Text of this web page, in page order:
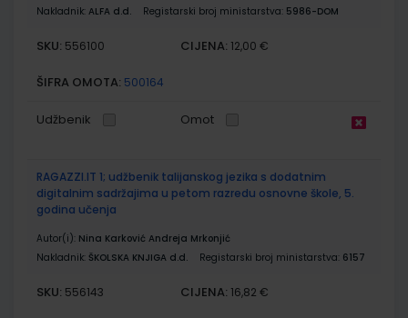
Nakladnik: ALFA d.d. Registarski broj ministarstva: 5986-DOM
SKU: 556100 CIJENA: 12,00 €
ŠIFRA OMOTA: 500164
Udžbenik Omot
RAGAZZI.IT 1; udžbenik talijanskog jezika s dodatnim
digitalnim sadržajima u petom razredu osnovne škole, 5.
godina učenja
Autor(i): Nina Karković Andreja Mrkonjić
Nakladnik: ŠKOLSKA KNJIGA d.d. Registarski broj ministarstva: 6157
SKU: 556143 CIJENA: 16,82 €